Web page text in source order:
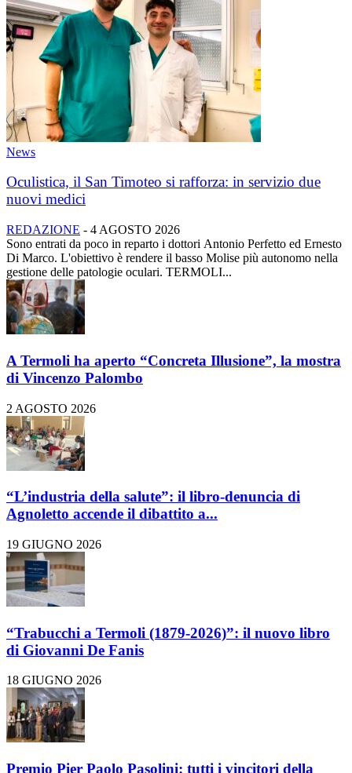
News
Oculistica, il San Timoteo si rafforza: in servizio due
nuovi medici
REDAZIONE - 4 AGOSTO 2026
Sono entrati da poco in reparto i dottori Antonio Perfetto ed Ernesto
Di Marco. L'obiettivo è rendere il basso Molise più autonomo nella
gestione delle patologie oculari. TERMOLI...
A Termoli ha aperto “Concreta Illusione”, la mostra
di Vincenzo Palombo
2 AGOSTO 2026
“L’industria della salute”: il libro-denuncia di
Agnoletto accende il dibattito a...
19 GIUGNO 2026
“Trabucchi a Termoli (1879-2026)”: il nuovo libro
di Giovanni De Fanis
18 GIUGNO 2026
Premio Pier Paolo Pasolini: tutti i vincitori della